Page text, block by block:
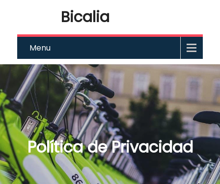
Bicalia
Menu
Política de Privacidad